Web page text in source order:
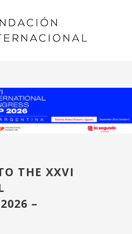
THE XXVI
–